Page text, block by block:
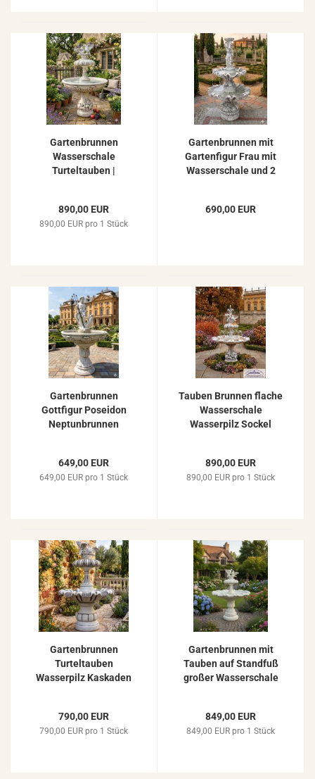
Gartenbrunnen
Wasserschale
Turteltauben |
890,00 EUR
890,00 EUR pro 1 Stück
Gartenbrunnen mit
Gartenfigur Frau mit
Wasserschale und 2
690,00 EUR
Gartenbrunnen
Gottfigur Poseidon
Neptunbrunnen
Springbrunnen 170cm
649,00 EUR
649,00 EUR pro 1 Stück
Tauben Brunnen flache
Wasserschale
Wasserpilz Sockel
890,00 EUR
890,00 EUR pro 1 Stück
Gartenbrunnen
Turteltauben
Wasserpilz Kaskaden
790,00 EUR
790,00 EUR pro 1 Stück
Gartenbrunnen mit
Tauben auf Standfuß
großer Wasserschale
849,00 EUR
849,00 EUR pro 1 Stück